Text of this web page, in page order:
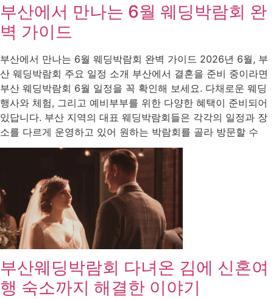
부산에서 만나는 6월 웨딩박람회 완
벽 가이드
부산에서 만나는 6월 웨딩박람회 완벽 가이드 2026년 6월, 부
산 웨딩박람회 주요 일정 소개 부산에서 결혼을 준비 중이라면
부산 웨딩박람회 6월 일정을 꼭 확인해 보세요. 다채로운 웨딩
행사와 체험, 그리고 예비부부를 위한 다양한 혜택이 준비되어
있답니다. 부산 지역의 대표 웨딩박람회들은 각각의 일정과 장
소를 다르게 운영하고 있어 원하는 박람회를 골라 방문할 수
부산웨딩박람회 다녀온 김에 신혼여
행 숙소까지 해결한 이야기